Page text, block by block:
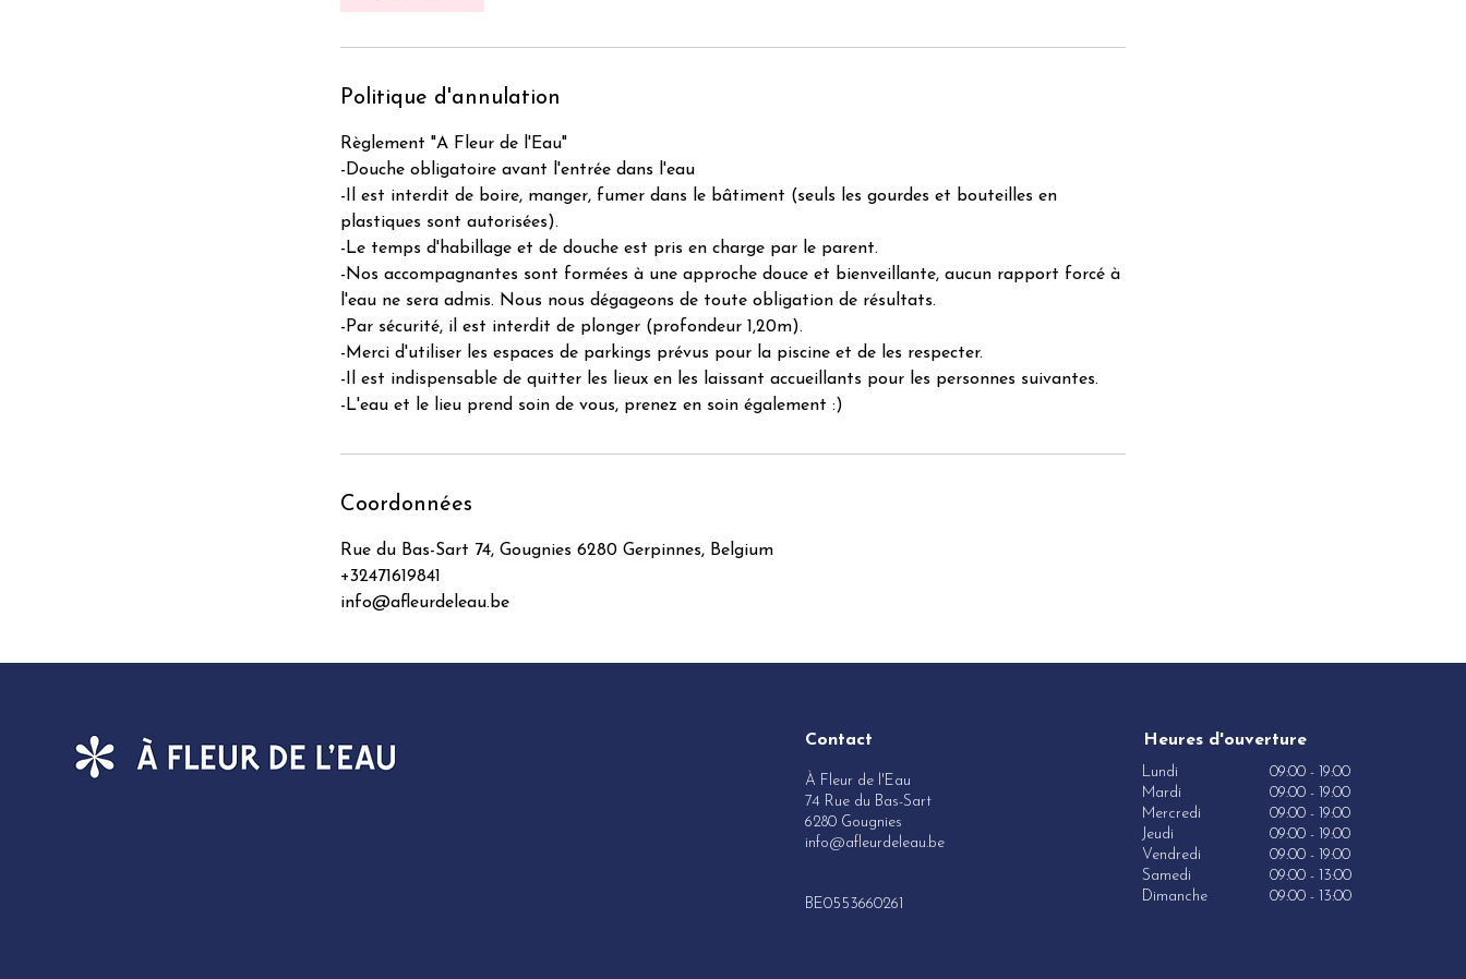
Politique d'annulation
Règlement "A Fleur de l'Eau"
-Douche obligatoire avant l'entrée dans l'eau
-Il est interdit de boire, manger, fumer dans le bâtiment (seuls les gourdes et bouteilles en
plastiques sont autorisées).
-Le temps d'habillage et de douche est pris en charge par le parent.
-Nos accompagnantes sont formées à une approche douce et bienveillante, aucun rapport forcé à
l'eau ne sera admis. Nous nous dégageons de toute obligation de résultats.
-Par sécurité, il est interdit de plonger (profondeur 1,20m).
-Merci d'utiliser les espaces de parkings prévus pour la piscine et de les respecter.
-Il est indispensable de quitter les lieux en les laissant accueillants pour les personnes suivantes.
-L'eau et le lieu prend soin de vous, prenez en soin également :)
Coordonnées
Rue du Bas-Sart 74, Gougnies 6280 Gerpinnes, Belgium
+32471619841
info@afleurdeleau.be
Contact
À Fleur de l'Eau
74 Rue du Bas-Sart
6280 Gougnies
info@afleurdeleau.be
BE0553660261
Heures d'ouverture
Lundi
Mardi
Mercredi
Jeudi
Vendredi
Samedi
Dimanche
09:00 - 19:00
09:00 - 19:00
09:00 - 19:00
09:00 - 19:00
09:00 - 19:00
09:00 - 13:00
09:00 - 13:00